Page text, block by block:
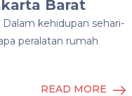
Barat
kehidupan sehari-
peralatan rumah
READ MORE